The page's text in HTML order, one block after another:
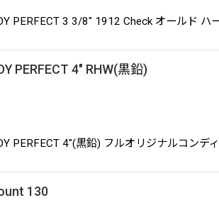
PERFECT 3 3/8" 1912 Check オールド
PERFECT 4" RHW(黒鉛)
PERFECT 4"(黒鉛) フルオリジナルコン
130